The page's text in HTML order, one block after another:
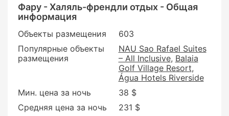
Фару - Халяль-френдли отдых - Общая
информация
Объекты размещения
603
Популярные объекты
размещения
NAU Sao Rafael Suites
– All Inclusive Balaia
Golf Village Resort
Água Hotels Riverside
Мин. цена за ночь
38 $
Средняя цена за ночь
231 $